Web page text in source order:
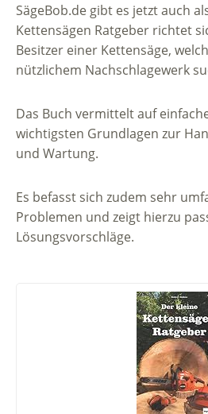
SägeBob.de gibt es jetzt auch
Kettensägen Ratgeber richtet
Besitzer einer Kettensäge,
nützlichem Nachschlagewerk
Das Buch vermittelt auf
wichtigsten Grundlagen zur
und Wartung.
Es befasst sich zudem sehr
Problemen und zeigt hierzu
Lösungsvorschläge.